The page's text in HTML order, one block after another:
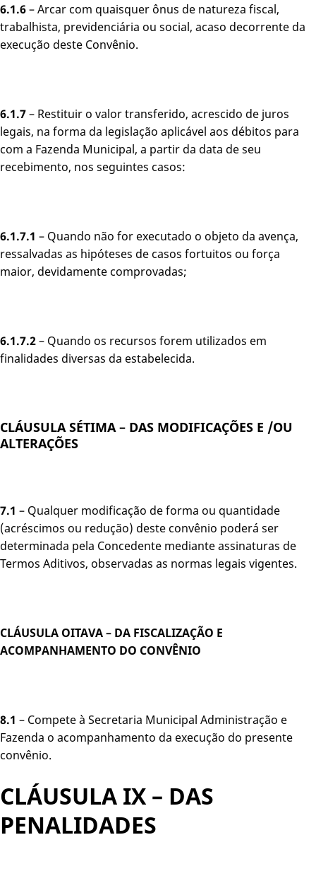
6.1.6– Arcar com quaisquer ônus de natureza fiscal,
trabalhista, previdenciária ou social, acaso decorrente da
execução deste Convênio.
6.1.7– Restituir o valor transferido, acrescido de juros
legais, na forma da legislação aplicável aos débitos para
com a Fazenda Municipal, a partir da data de seu
recebimento, nos seguintes casos:
6.1.7.1 – Quando não for executado o objeto da avença,
ressalvadas as hipóteses de casos fortuitos ou força
maior, devidamente comprovadas;
6.1.7.2– Quando os recursos forem utilizados em
finalidades diversas da estabelecida.
CLÁUSULA SÉTIMA – DAS MODIFICAÇÕES E /OU
ALTERAÇÕES
7.1 – Qualquer modificação de forma ou quantidade
(acréscimos ou redução) deste convênio poderá ser
determinada pela Concedente mediante assinaturas de
Termos Aditivos, observadas as normas legais vigentes.
CLÁUSULA OITAVA – DA FISCALIZAÇÃO E
ACOMPANHAMENTO DO CONVÊNIO
8.1 – Compete à Secretaria Municipal Administração e
Fazenda o acompanhamento da execução do presente
convênio.
CLÁUSULA IX – DAS
PENALIDADES